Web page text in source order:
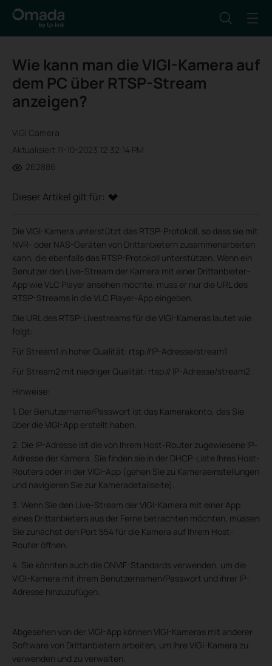
Wie kann man die VIGI-Kamera auf
dem PC über RTSP-Stream
anzeigen?
VIGI Camera
Aktualisiert 11-10-2023 12:32:14 PM
262886
Dieser Artikel gilt für:
Die VIGI-Kamera unterstützt das RTSP-Protokoll, so dass sie mit
NVR- oder NAS-Geräten von Drittanbietern zusammenarbeiten
kann, die ebenfalls das RTSP-Protokoll unterstützen. Wenn ein
Benutzer den Live-Stream der Kamera mit einer Drittanbieter-
App wie VLC Player ansehen möchte, muss er nur die URL des
RTSP-Streams in die VLC Player-App eingeben.
Die URL des RTSP-Livestreams für die VIGI-Kameras lautet wie
folgt:
Für Stream1 in hoher Qualität: rtsp://IP-Adresse/stream1
Für Stream2 mit niedriger Qualität: rtsp:// IP-Adresse/stream2
Hinweise:
1. Der Benutzername/Passwort ist das Kamerakonto, das Sie
über die VIGI-App erstellt haben.
2. Die IP-Adresse ist die von Ihrem Host-Router zugewiesene IP-
Adresse der Kamera. Sie finden sie in der DHCP-Liste Ihres Host-
Routers oder in der VIGI-App (gehen Sie zu Kameraeinstellungen
und navigieren Sie zur Kameradetailseite).
3. Wenn Sie den Live-Stream der VIGI-Kamera mit einer App
eines Drittanbieters aus der Ferne betrachten möchten, müssen
Sie zunächst den Port 554 für die Kamera auf Ihrem Host-
Router öffnen.
4. Sie könnten auch die ONVIF-Standards verwenden, um die
VIGI-Kamera mit ihrem Benutzernamen/Passwort und ihrer IP-
Adresse hinzuzufügen.
Abgesehen von der VIGI-App können VIGI-Kameras mit anderer
Software von Drittanbietern arbeiten, um Ihre VIGI-Kamera zu
verwenden und zu verwalten.